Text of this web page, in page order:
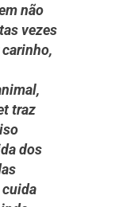
não
vezes
traz
dos
cuida